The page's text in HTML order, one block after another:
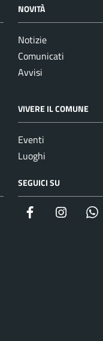
NOVITÀ
Notizie
Comunicati
Avvisi
VIVERE IL COMUNE
Eventi
Luoghi
SEGUICI SU
Facebook Instagram